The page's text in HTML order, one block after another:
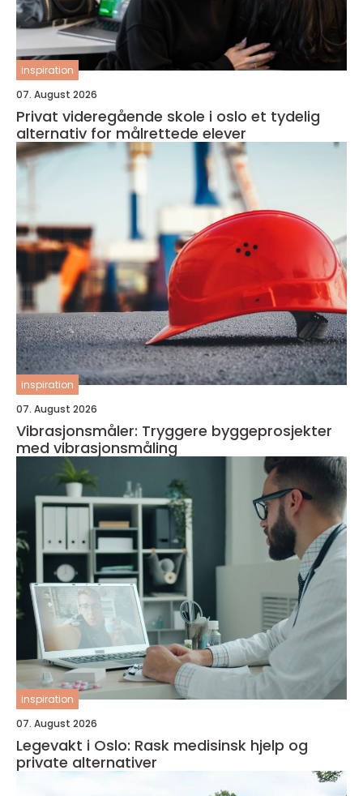
inspiration
07. August 2026
Privat videregående skole i oslo et tydelig
alternativ for målrettede elever
inspiration
07. August 2026
Vibrasjonsmåler: Tryggere byggeprosjekter
med vibrasjonsmåling
inspiration
07. August 2026
Legevakt i Oslo: Rask medisinsk hjelp og
private alternativer